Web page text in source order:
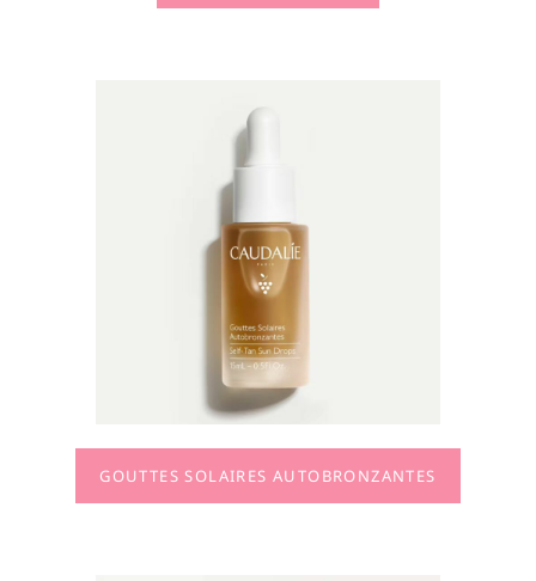
GOUTTES SOLAIRES AUTOBRONZANTES